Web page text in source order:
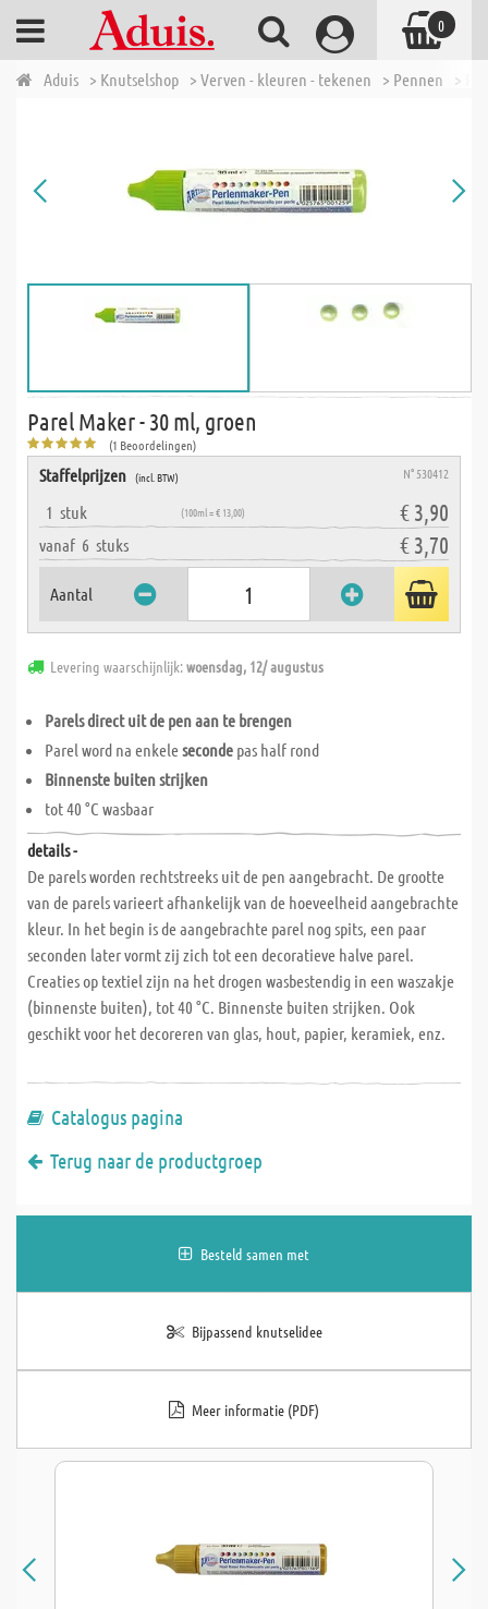
Aduis > Knutselshop > Verven - kleuren - tekenen > Pennen >
Parel Maker - 30 ml, groen
(1 Beoordelingen)
Staffelprijzen (incl. BTW) N° 530412
1 stuk (100ml = € 13,00) € 3,90
vanaf 6 stuks € 3,70
Aantal
Levering waarschijnlijk:woensdag, 12/ augustus
Parels direct uit de pen aan te brengen
Parel word na enkeleseconde pas half rond
Binnenste buiten strijken
tot 40 °C wasbaar
details -
De parels worden rechtstreeks uit de pen aangebracht. De grootte
van de parels varieert afhankelijk van de hoeveelheid aangebrachte
kleur. In het begin is de aangebrachte parel nog spits, een paar
seconden later vormt zij zich tot een decoratieve halve parel.
Creaties op textiel zijn na het drogen wasbestendig in een waszakje
(binnenste buiten), tot 40 °C. Binnenste buiten strijken. Ook
geschikt voor het decoreren van glas, hout, papier, keramiek, enz.
Catalogus pagina
Terug naar de productgroep
Besteld samen met
Bijpassend knutselidee
Meer informatie (PDF)
0